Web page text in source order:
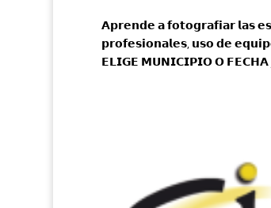
𝗔𝗽𝗿𝗲𝗻𝗱𝗲 𝗮 𝗳𝗼𝘁𝗼𝗴𝗿𝗮𝗳𝗶𝗮𝗿 𝗹𝗮𝘀
𝗽𝗿𝗼𝗳𝗲𝘀𝗶𝗼𝗻𝗮𝗹𝗲𝘀, 𝘂𝘀𝗼 𝗱𝗲
𝗘𝗟𝗜𝗚𝗘 𝗠𝗨𝗡𝗜𝗖𝗜𝗣𝗜𝗢 𝗢 𝗙𝗘𝗖𝗛𝗔 𝑦 𝑡𝑒